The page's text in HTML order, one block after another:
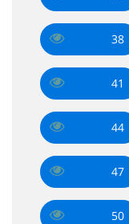
38
41
44
47
50